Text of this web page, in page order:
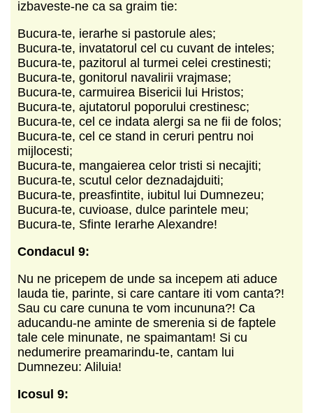
izbaveste-ne ca sa graim tie:
Bucura-te, ierarhe si pastorule ales;
Bucura-te, invatatorul cel cu cuvant de inteles;
Bucura-te, pazitorul al turmei celei crestinesti;
Bucura-te, gonitorul navalirii vrajmase;
Bucura-te, carmuirea Bisericii lui Hristos;
Bucura-te, ajutatorul poporului crestinesc;
Bucura-te, cel ce indata alergi sa ne fii de folos;
Bucura-te, cel ce stand in ceruri pentru noi
mijlocesti;
Bucura-te, mangaierea celor tristi si necajiti;
Bucura-te, scutul celor deznadajduiti;
Bucura-te, preasfintite, iubitul lui Dumnezeu;
Bucura-te, cuvioase, dulce parintele meu;
Bucura-te, Sfinte Ierarhe Alexandre!
Condacul 9:
Nu ne pricepem de unde sa incepem ati aduce
lauda tie, parinte, si care cantare iti vom canta?!
Sau cu care cununa te vom incununa?! Ca
aducandu-ne aminte de smerenia si de faptele
tale cele minunate, ne spaimantam! Si cu
nedumerire preamarindu-te, cantam lui
Dumnezeu: Aliluia!
Icosul 9: